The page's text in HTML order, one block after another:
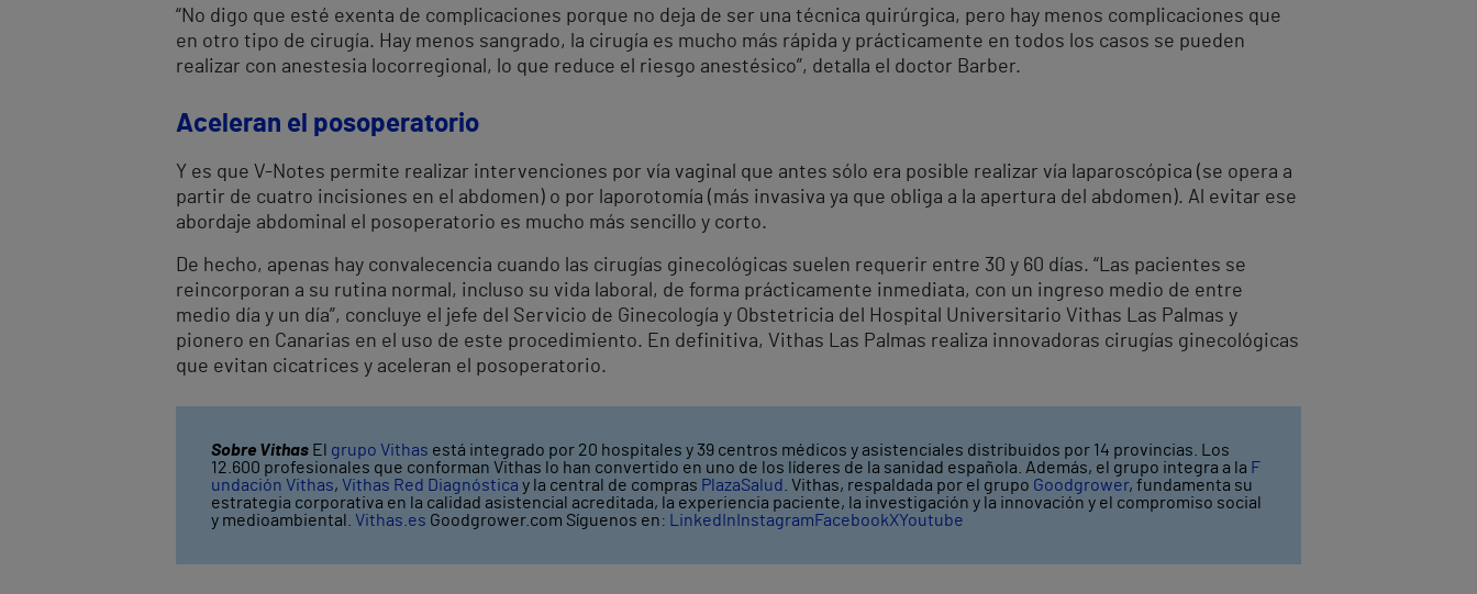
“No digo que esté exenta de complicaciones porque no deja de ser una técnica quirúrgica, pero hay menos complicaciones que
en otro tipo de cirugía. Hay menos sangrado, la cirugía es mucho más rápida y prácticamente en todos los casos se pueden
realizar con anestesia locorregional, lo que reduce el riesgo anestésico”, detalla el doctor Barber.
Aceleran el posoperatorio
Y es que V-Notes permite realizar intervenciones por vía vaginal que antes sólo era posible realizar vía laparoscópica (se opera a
partir de cuatro incisiones en el abdomen) o por laporotomía (más invasiva ya que obliga a la apertura del abdomen). Al evitar ese
abordaje abdominal el posoperatorio es mucho más sencillo y corto.
De hecho, apenas hay convalecencia cuando las cirugías ginecológicas suelen requerir entre 30 y 60 días. “Las pacientes se
reincorporan a su rutina normal, incluso su vida laboral, de forma prácticamente inmediata, con un ingreso medio de entre
medio día y un día”, concluye el jefe del Servicio de Ginecología y Obstetricia del Hospital Universitario Vithas Las Palmas y
pionero en Canarias en el uso de este procedimiento. En definitiva, Vithas Las Palmas realiza innovadoras cirugías ginecológicas
que evitan cicatrices y aceleran el posoperatorio.
Sobre Vithas El grupo Vithas está integrado por 20 hospitales y 39 centros médicos y asistenciales distribuidos por 14 provincias. Los
12.600 profesionales que conforman Vithas lo han convertido en uno de los líderes de la sanidad española. Además, el grupo integra a la F
undación Vithas, Vithas Red Diagnóstica y la central de compras PlazaSalud . Vithas, respaldada por el grupo Goodgrower, fundamenta su
estrategia corporativa en la calidad asistencial acreditada, la experiencia paciente, la investigación y la innovación y el compromiso social
y medioambiental. Vithas.es Goodgrower.com Síguenos en: LinkedIn InstagramFacebookXYoutube